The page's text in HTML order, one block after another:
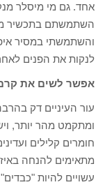
אחד. גם מי מיסלר
השתמשתם בתכשיר
והשתמשתי במסיר
לנקות את הפנים
אפשר לשים את קרם
עור העיניים דק
ומתקמט מהר יותר,
חומרים קלילים
מתאימים להנחה
עשויים להיות